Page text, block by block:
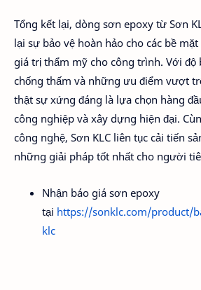
Tổng kết lại, dòng sơn epoxy từ Sơn
lại sự bảo vệ hoàn hảo cho các bề
giá trị thẩm mỹ cho công trình. Với độ
chống thấm và những ưu điểm vượt
thật sự xứng đáng là lựa chọn hàng
công nghiệp và xây dựng hiện đại.
công nghệ, Sơn KLC liên tục cải tiến
những giải pháp tốt nhất cho người
Nhận báo giá sơn epoxy
tại https://sonklc.com/product/
klc